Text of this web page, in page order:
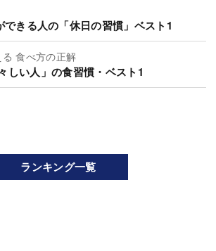
きる人の「休日の習慣」ベスト1
食べ方の正解
しい人」の食習慣・ベスト1
ランキング一覧